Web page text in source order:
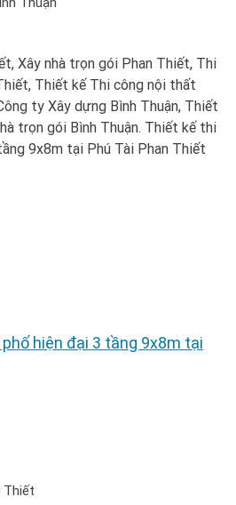
hiện đại 3 tầng 9x8m tại
Thiết